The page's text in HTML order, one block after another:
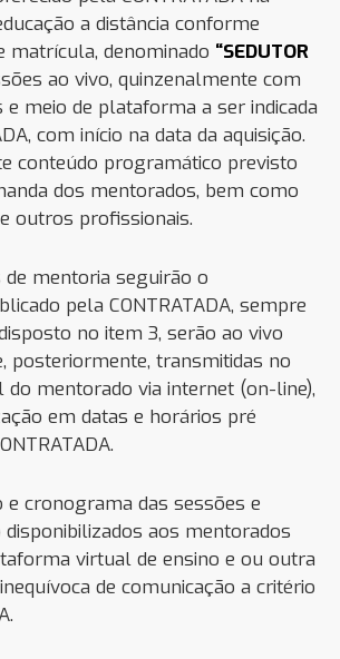
a distância conforme
matrícula, denominado “SEDUTOR
ao vivo, quinzenalmente com
e meio de plataforma a ser indicada
com início na data da aquisição.
conteúdo programático previsto
dos mentorados, bem como
outros profissionais.
de mentoria seguirão o
pela CONTRATADA, sempre
no item 3, serão ao vivo
posteriormente, transmitidas no
mentorado via internet (on-line),
em datas e horários pré
e cronograma das sessões e
disponibilizados aos mentorados
virtual de ensino e ou outra
de comunicação a critério